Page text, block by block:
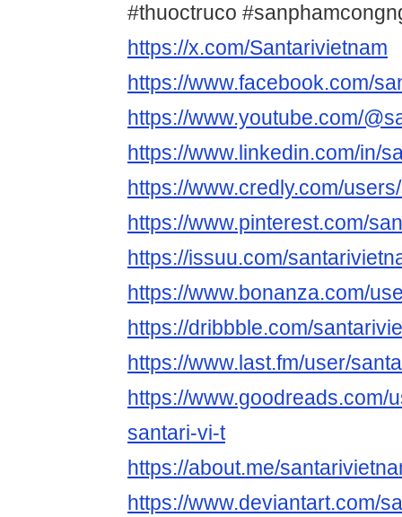
#thuoctruco
https://x.com/Santarivietnam
https://www.facebook.com/
https://www.youtube.com/
https://www.linkedin.com/in/
https://www.credly.com/
https://www.pinterest.com/
https://issuu.com/
https://www.bonanza.com/
https://dribbble.com/
https://www.last.fm/user/
https://www.goodreads.com/
santari-vi-t
https://about.me/
https://www.deviantart.com/